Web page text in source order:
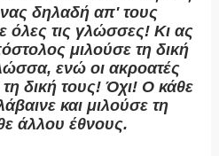
δηλαδή απ' τους
όλες τις γλώσσες! Κι ας
μιλούσε τη δική
ενώ οι ακροατές
δική τους! Όχι! Ο κάθε
και μιλούσε τη
άλλου έθνους.